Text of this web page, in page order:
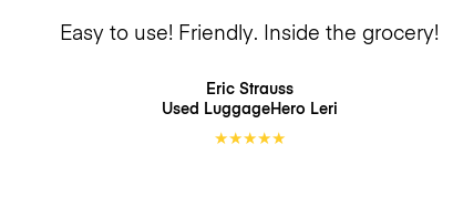
Easy to use! Friendly. Inside the grocery!
Eric Strauss
Used LuggageHero Leri
★★★★★